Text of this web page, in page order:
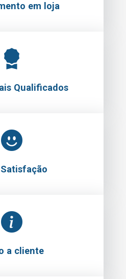
em loja
Qualificados
Satisfação
a cliente